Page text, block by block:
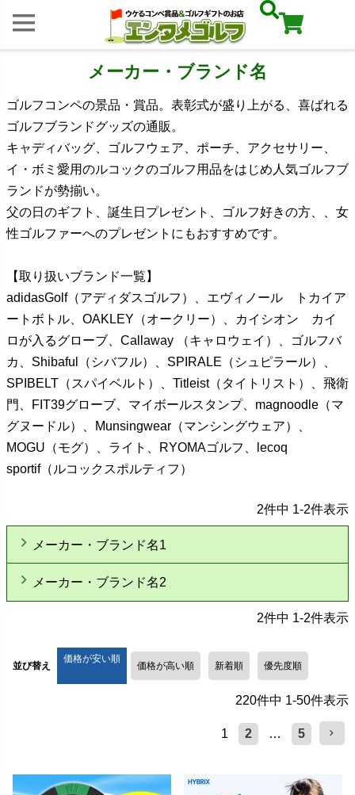
メーカー・ブランド名
ゴルフコンペの景品・賞品。表彰式が盛り上がる、喜ばれる
ゴルフブランドグッズの通販。
キャディバッグ、ゴルフウェア、ポーチ、アクセサリー、
イ・ボミ愛用のルコックのゴルフ用品をはじめ人気ゴルフブ
ランドが勢揃い。
父の日のギフト、誕生日プレゼント、ゴルフ好きの方、、女
性ゴルファーへのプレゼントにもおすすめです。
【取り扱いブランド一覧】
adidasGolf（アディダスゴルフ）、エヴィノール トカイア
ートボトル、OAKLEY（オークリー）、カイシオン カイ
ロが入るグローブ、Callaway （キャロウェイ）、ゴルフバ
カ、Shibaful（シバフル）、SPIRALE（シュピラール）、
SPIBELT（スパイベルト）、Titleist（タイトリスト）、飛衛
門、FIT39グローブ、マイボールスタンプ、magnoodle（マ
グヌードル）、Munsingwear（マンシングウェア）、
MOGU（モグ）、ライト、RYOMAゴルフ、lecoq
sportif（ルコックスポルティフ）
2件中 1-2件表示
メーカー・ブランド名1
メーカー・ブランド名2
2件中 1-2件表示
並び替え
価格が安い順
価格が高い順 新着順 優先度順
220件中 1-50件表示
1 2 … 5